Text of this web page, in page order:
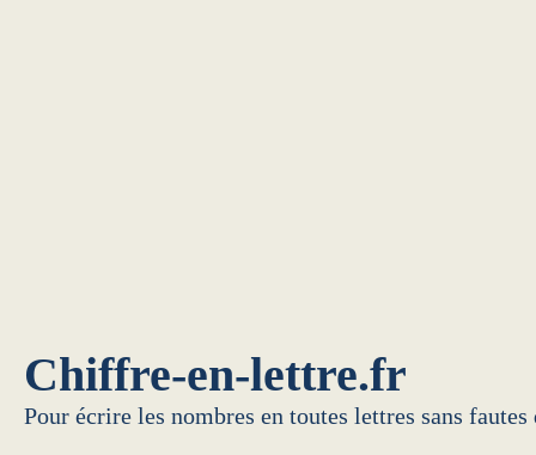
Chiffre-en-lettre.fr
Pour écrire les nombres en toutes lettres sans